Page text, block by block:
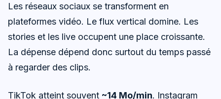
Les réseaux sociaux se transforment en
plateformes vidéo. Le flux vertical domine. Les
stories et les live occupent une place croissante.
La dépense dépend donc surtout du temps passé
à regarder des clips.
TikTok atteint souvent ~14 Mo/min. Instagram